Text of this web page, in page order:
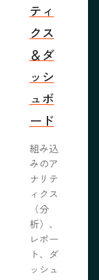
ティ
クス
＆ダ
ッシ
ュボ
ード
組み込
みのア
ナリテ
ィクス
（分
析）、
レポー
ト、ダ
ッシュ